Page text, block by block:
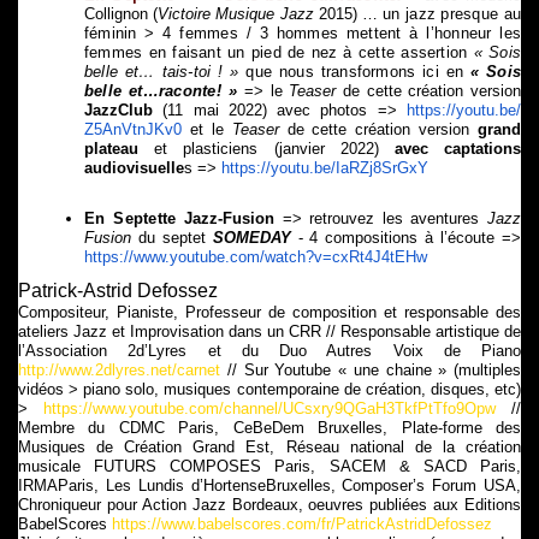
Collignon (Victoire Musique Jazz2015) …un jazz presque au
féminin > 4 femmes / 3 hommes mettent à l’honneur les
femmes en faisant un pied de nez à cette assertion « Sois
belle et… tais-toi ! » que nous transformons ici en« Sois
belle et…raconte! » => le Teaserde cette création version
JazzClub (11 mai 2022) avec photos =>
https://youtu.be/
Z5AnVtnJKv0 et le Teaserde cette création version grand
plateau et plasticiens (janvier 2022) avec captations
audiovisuelles => https://youtu.be/ IaRZj8SrGxY
En SeptetteJazz-Fusion => retrouvez les aventuresJazz
Fusion du septet SOMEDAY- 4 compositions à l’écoute =>
https://www.youtube.com/watch?v=cxRt4J4tEHw
Patrick-Astrid Defossez
Compositeur, Pianiste, Professeur de composition et responsable des
ateliers Jazz et Improvisation dans un CRR // Responsable artistique de
l’Association 2d’Lyres et du Duo Autres Voix de Piano
http://www.2dlyres.net/carnet // Sur Youtube « une chaine » (multiples
vidéos > piano solo, musiques contemporaine de création, disques, etc)
>
https://www.youtube.com/channel/UCsxry9QGaH3TkfPtTfo9Opw//
Membre du CDMC Paris, CeBeDem Bruxelles, Plate-forme des
Musiques de Création Grand Est, Réseau national de la création
musicale FUTURS COMPOSES Paris, SACEM & SACD Paris,
IRMAParis, Les Lundis d’HortenseBruxelles, Composer’s Forum USA,
Chroniqueur pour Action Jazz Bordeaux, oeuvres publiées aux Editions
BabelScores https://www.babelscores.com/fr/PatrickAstridDefossez